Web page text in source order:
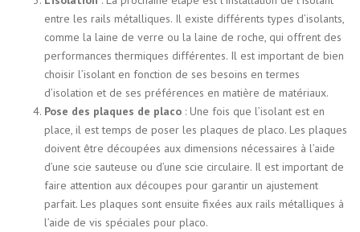
entre les rails métalliques. Il existe différents types d’isolants,
comme la laine de verre ou la laine de roche, qui offrent des
performances thermiques différentes. Il est important de bien
choisir l’isolant en fonction de ses besoins en termes
d’isolation et de ses préférences en matière de matériaux.
Pose des plaques de placo : Une fois que l’isolant est en
place, il est temps de poser les plaques de placo. Les plaques
doivent être découpées aux dimensions nécessaires à l’aide
d’une scie sauteuse ou d’une scie circulaire. Il est important de
faire attention aux découpes pour garantir un ajustement
parfait. Les plaques sont ensuite fixées aux rails métalliques à
l’aide de vis spéciales pour placo.